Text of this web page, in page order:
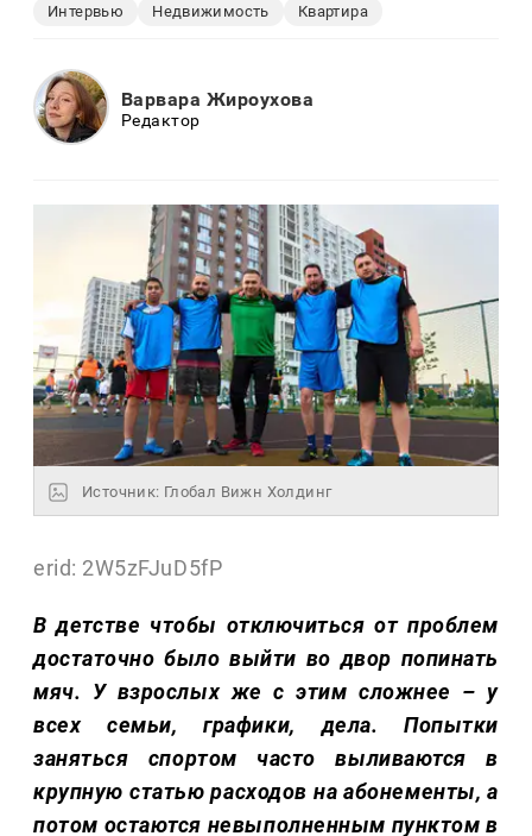
Интервью Недвижимость Квартира
Варвара Жироухова
Редактор
Источник: Глобал Вижн Холдинг
erid: 2W5zFJuD5fP
В детстве чтобы отключиться от проблем
достаточно было выйти во двор попинать
мяч. У взрослых же с этим сложнее – у
всех семьи, графики, дела. Попытки
заняться спортом часто выливаются в
крупную статью расходов на абонементы, а
потом остаются невыполненным пунктом в